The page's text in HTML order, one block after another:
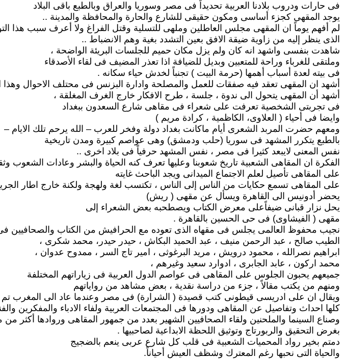
فى حارات ودروب بلادنا العربية تحديداً فى مصر وسوريا والعراق وبالطبع باقى البلاد
يوجد المقهى كجزء أساسى ومكون حقيقى للشارع والحارة والمحافظة والمدينة ..
لم أفهم يوماً ان المقهى مجلس العاطلين وملهى للتسلية وقتل الفراغ ولا أعرف سبب هذا
الذى ينظر إليه من زاوية ضيقة الافق بعين التشدد بغية وهم الانضباط ..
شاهدت بنفسى واشهد انه كان ولم يزل مكان حميم للجلسات البريئة الواضحة ،
وملتقى للغرباء وراحة للمتعبين وبديل للضيافة اذا تعذر المضيف فى لقاء الأصدقاء
فى بيته لعدة أسباب أهمها (حرمة البيت ) تجنباً لخدش حياء سكانه .
أشهد ان المقهى تعقد فيه صفقات للعمل والمصلحة وادارة البزنس فى محتلف الاحوال وهذا
أشهد أن المقهى يتحول الى ندوة ، جلسة ، طرح الافكار خارج الغرف المغلقة ،
فى تجربتى الشخصية تعرفت على شعراء فى مقاهى شارع السعدون ببغداد
وايضا فى أحياء ( العلاوى، الكاظمية ، كرادة مريم )
ومعهم حضرت المربد الشعرى أيام ماكانت بغداد دولة وفخر للعرب – الله يرحم تلك الايام –
بالطبع يتكرر المشهد فى سوريا (حلب ودمشق) وهى عواصم كبيرة ومدن تاريخية
نفس المعنى لايبعد كثيرا فى مصر ، نفس المشهد حرفياً فى بلاد اخرى ..
الفكرة ان المقاهى الشعبية تاريخ شعوبنا وعليها تعرف كنه الحياة والبشر وعادات الشعوب
على المقاهى تأصيل لعلم الاجتماع الميدانى ويجد الباحث غايته
على المقاهى تسمع حكايات من الناس إلى الناس ، تكتسب لغة ولهجة ولكنة خارج اطار
يحضر أدونيس الى القاهرة ويسأل عن مقهى ( ريش)
يحل نزار قبانى ضيفاًعلى معرض الكتاب ويصطحبه بعض الشعراء إلى
مقهى ( الفيشاوى) فى حى الحسين بالقاهرة .
نجيب محفوظ العالمى يجلس فى مقهاه الذى تعوده مع الحرافيش من الكتاب والصحافيين
الطيب صالح ، عبد الرحمن منيف ، عبد الحميد البكاش ، حيدر حيدر، محمد شكرى ،
ابراهيم نصرالله ، محمود درويش ، مريد البرغوثى ، امير تاج السر ، ممدوح عدوان ،
محمد اركون ، عابد الجابرى ، ادوارد سعيد وغيرهم ،
جميعهم يحبون الجلوس على المقاهى فى عواصم الدول العربية فى زياراتهم المختلفة
ومنهم من يكتب مقالاً ، جزء من دراسة نقدية ، بعض مشاهد من رواياتهم
ويقال ان على ادريسى قيطونى كتب قصيدة ( الشرارة) فى مصر وعندما عاد الى المغرب تم
كلها احداث وتفاصيل عن المقاهى ودورها فى المجتمعات العربية ولفاء الادباء والمفكرين
وصناع السينما والملحنين ولقاء الصحافيين الشهير بعدد من جمهور المقاهى وروادها أكثر من
بغرض التحقيق والربورتاج وتوثيق اللحظة الابداعية لصاحبيها .
دمتم بخير رواد المحميات الشعبية فى قلب كل شارع عربى ينعم بالضجيج
والحياة التى نحبها رغم المعترك وشظف العيش أحياناً.